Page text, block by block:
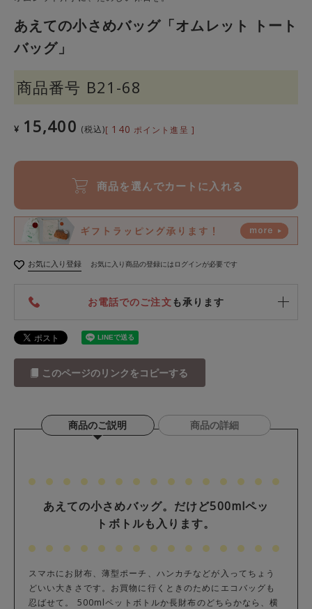
あえての小さめバッグ「オムレット トート
バッグ」
商品番号 B21-68
¥ 15,400 税込 [ 140 ポイント進呈 ]
商品を選んでカートに入れる
お気に入り登録 お気に入り商品の登録にはログインが必要です
お電話でのご注文も承ります
このページのリンクをコピーする
商品のご説明 商品の詳細
あえての小さめバッグ。だけど500mlペッ
トボトルも入ります。
スマホにお財布、薄型ポーチ、ハンカチなどが入ってちょう
どいい大きさです。お買物に行くときのためにエコバッグも
忍ばせて。 500mlペットボトルか長財布のどちらかなら、横